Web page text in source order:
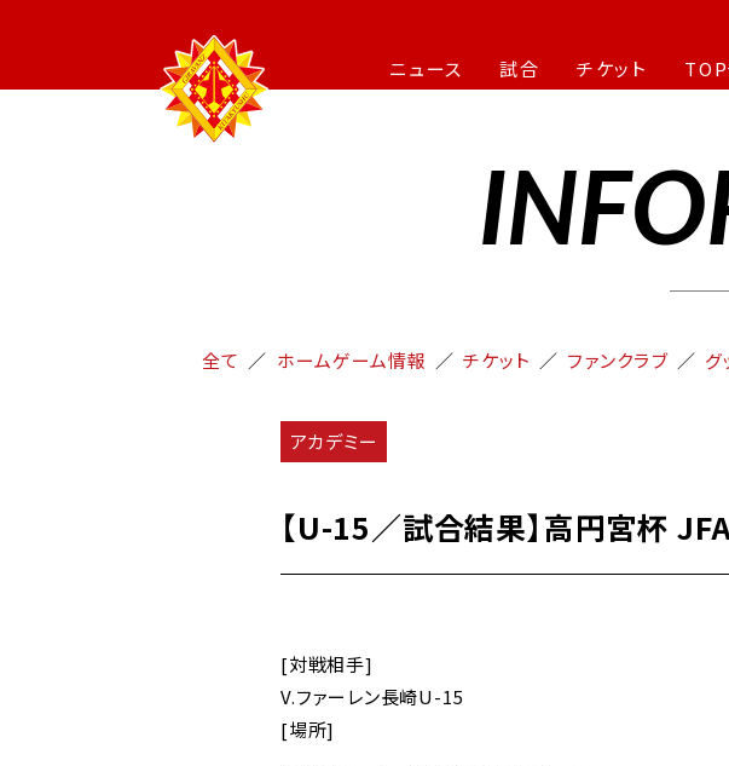
ニュース 試合 チケット
全て ホームゲーム情報 チケット ファンクラブ グ
アカデミー
【U-15／試合結果】高円宮杯
[対戦相手]
V.ファーレン長崎U-15
[場所]